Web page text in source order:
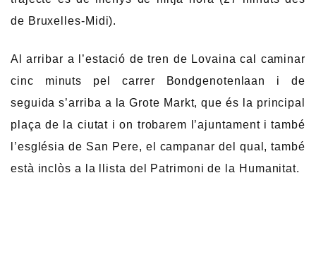
de Bruxelles-Midi).
Al arribar a l’estació de tren de Lovaina cal caminar
cinc minuts pel carrer Bondgenotenlaan i de
seguida s’arriba a la Grote Markt, que és la principal
plaça de la ciutat i on trobarem l’ajuntament i també
l’església de San Pere, el campanar del qual, també
està inclòs a la llista del Patrimoni de la Humanitat.